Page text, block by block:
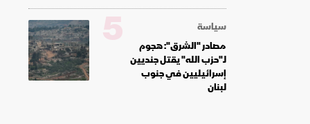
سياسة
مصادر "الشرق": هجوم
لـ"حزب الله" يقتل جنديين
إسرائيليين في جنوب
لبنان
5